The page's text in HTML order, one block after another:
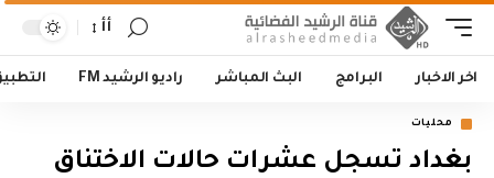
أأ
اخر الاخبار البرامج البث المباشر راديو الرشيد FM
محليات
بغداد تسجل عشرات حالات الاختناق